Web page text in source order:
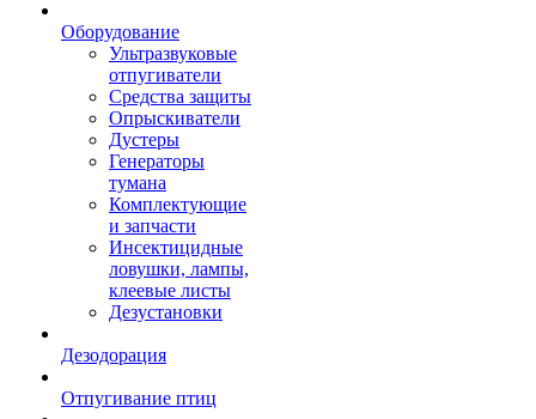
Оборудование
Ультразвуковые
отпугиватели
Средства защиты
Опрыскиватели
Дустеры
Генераторы
тумана
Комплектующие
и запчасти
Инсектицидные
ловушки, лампы,
клеевые листы
Дезустановки
Дезодорация
Отпугивание птиц